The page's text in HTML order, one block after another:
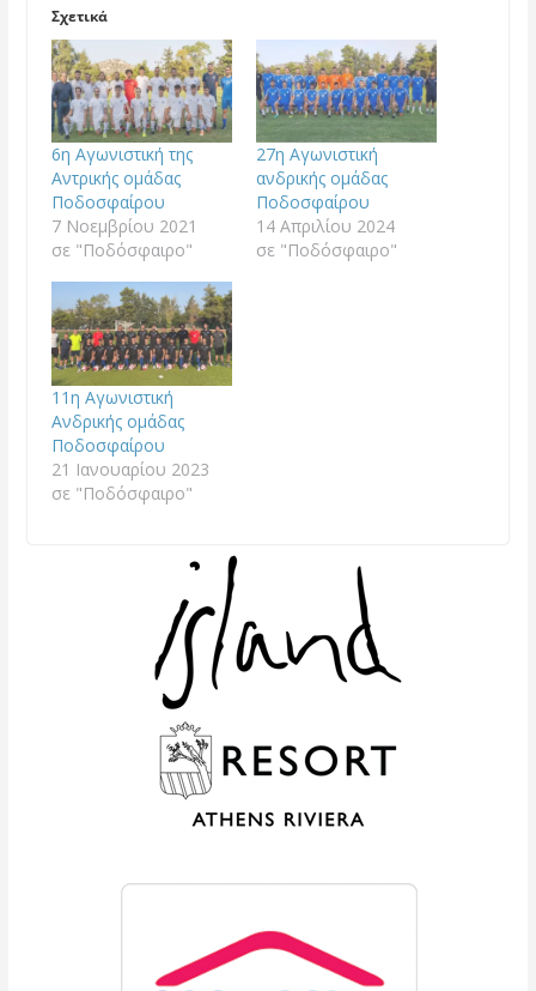
Σχετικά
6η Αγωνιστική της
Αντρικής ομάδας
Ποδοσφαίρου
7 Νοεμβρίου 2021
σε "Ποδόσφαιρο"
27η Αγωνιστική
ανδρικής ομάδας
Ποδοσφαίρου
14 Απριλίου 2024
σε "Ποδόσφαιρο"
11η Αγωνιστική
Ανδρικής ομάδας
Ποδοσφαίρου
21 Ιανουαρίου 2023
σε "Ποδόσφαιρο"